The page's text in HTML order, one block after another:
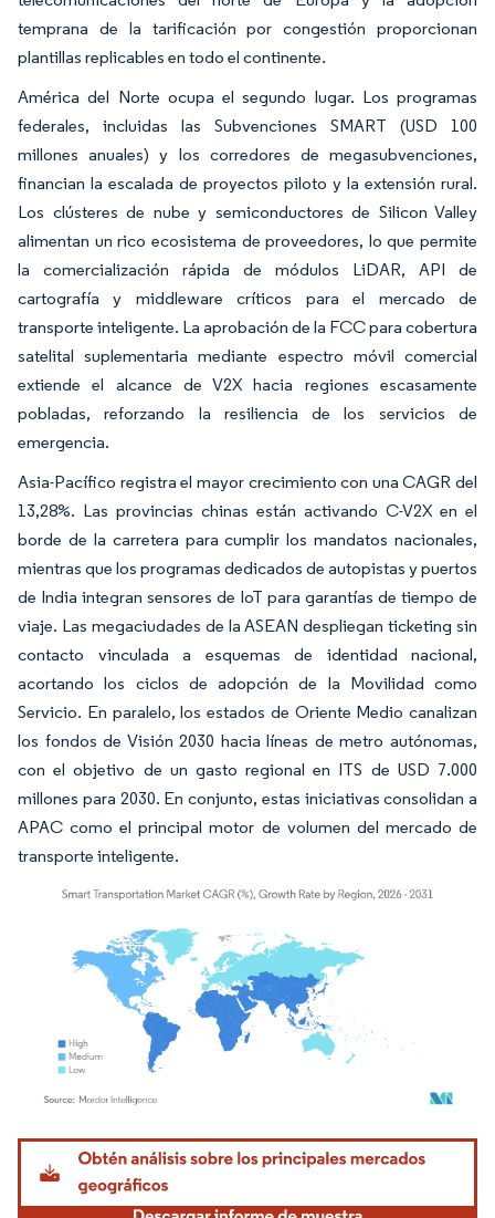
temprana de la tarificación por congestión proporcionan
plantillas replicables en todo el continente.
América del Norte ocupa el segundo lugar. Los programas
federales, incluidas las Subvenciones SMART (USD 100
millones anuales) y los corredores de megasubvenciones,
financian la escalada de proyectos piloto y la extensión rural.
Los clústeres de nube y semiconductores de Silicon Valley
alimentan un rico ecosistema de proveedores, lo que permite
la comercialización rápida de módulos LiDAR, API de
cartografía y middleware críticos para el mercado de
transporte inteligente. La aprobación de la FCC para cobertura
satelital suplementaria mediante espectro móvil comercial
extiende el alcance de V2X hacia regiones escasamente
pobladas, reforzando la resiliencia de los servicios de
emergencia.
Asia-Pacífico registra el mayor crecimiento con una CAGR del
13,28%. Las provincias chinas están activando C-V2X en el
borde de la carretera para cumplir los mandatos nacionales,
mientras que los programas dedicados de autopistas y puertos
de India integran sensores de IoT para garantías de tiempo de
viaje. Las megaciudades de la ASEAN despliegan ticketing sin
contacto vinculada a esquemas de identidad nacional,
acortando los ciclos de adopción de la Movilidad como
Servicio. En paralelo, los estados de Oriente Medio canalizan
los fondos de Visión 2030 hacia líneas de metro autónomas,
con el objetivo de un gasto regional en ITS de USD 7.000
millones para 2030. En conjunto, estas iniciativas consolidan a
APAC como el principal motor de volumen del mercado de
transporte inteligente.
Imagen © Mordor Intelligence. El uso requiere atribución según CC BY 4.0.